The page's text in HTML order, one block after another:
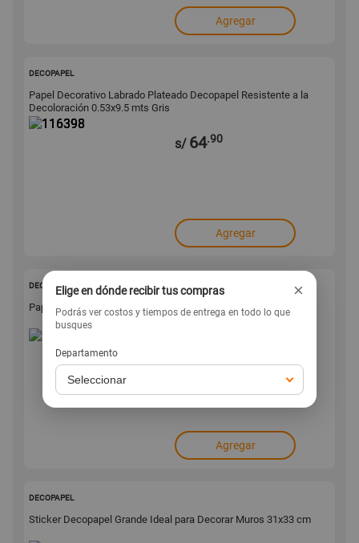
Agregar
DECOPAPEL
Papel Decorativo Labrado Plateado Decopapel Resistente a la
Decoloración 0.53x9.5 mts Gris
s/ 64.90
Agregar
DECOPAPEL
Papel Decorativo Hortensia Morada Decopapel
Agregar
DECOPAPEL
Sticker Decopapel Grande Ideal para Decorar Muros 31x33 cm
Elige en dónde recibir tus compras ×
Podrás ver costos y tiempos de entrega en todo lo que
busques
Departamento